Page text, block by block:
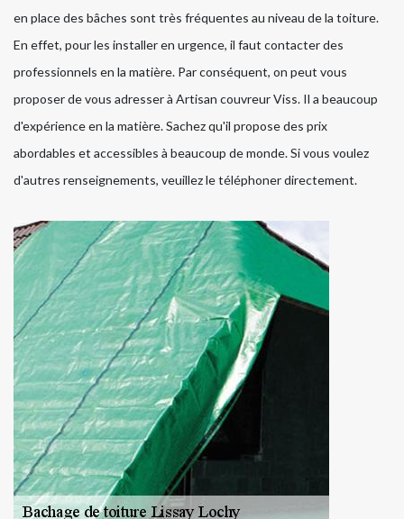
en place des bâches sont très fréquentes au niveau de la toiture.
En effet, pour les installer en urgence, il faut contacter des
professionnels en la matière. Par conséquent, on peut vous
proposer de vous adresser à Artisan couvreur Viss. Il a beaucoup
d'expérience en la matière. Sachez qu'il propose des prix
abordables et accessibles à beaucoup de monde. Si vous voulez
d'autres renseignements, veuillez le téléphoner directement.